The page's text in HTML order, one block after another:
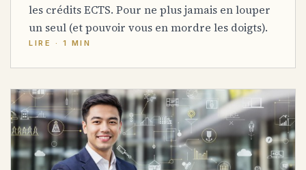
les crédits ECTS. Pour ne plus jamais en louper
un seul (et pouvoir vous en mordre les doigts).
LIRE · 1 MIN